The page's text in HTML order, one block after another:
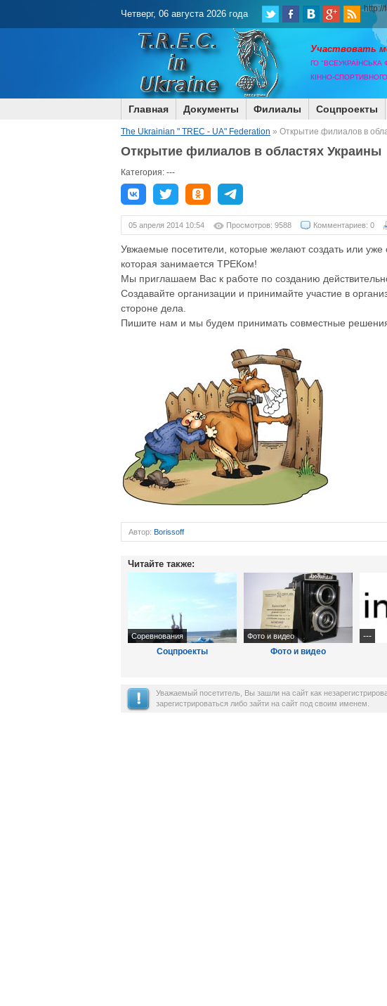
Четверг, 06 августа 2026 года http://
Участвовать
ГО "ВСЕУКРАЇНСЬКА
КІННО-
Главная Документы Филиалы Соцпроекты
The Ukrainian " TREC - UA" Federation » Открытие филиалов в
Открытие филиалов в областях Украины
Категория: ---
05 апреля 2014 10:54 Просмотров: 9588 Комментариев: 0
Увжаемые посетители, которые желают создать или уже
которая занимается ТРЕКом!
Мы приглашаем Вас к работе по созданию
Создавайте организации и принимайте участие в
стороне дела.
Пишите нам и мы будем принимать совместные
Автор: Borissoff
Читайте также:
Соцпроекты
Соревнования
Фото и видео
Фото и видео ---
Уважаемый посетитель, Вы зашли на сайт как
зарегистрироваться либо зайти на сайт под своим именем.